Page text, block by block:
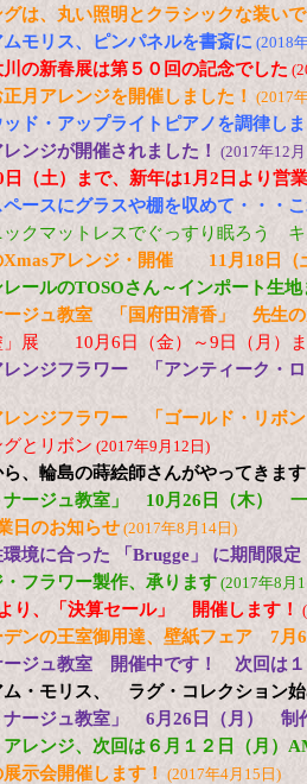
グは、丸い照明とクラシックな装いで
モリス、ピンパネルを書斎に (2018
の新春展は第５０回の記念でした
月アレンジを開催しました！ (2017
ッド・アップライトピアノを調律し
ンジが開催されました！ (2017年12
日（土）まで、新年は1月2日より営
ペースにグラスや棚を収めて・・・
ックマットレスでぐっすり眠ろう
Xmasアレンジ・開催 11月18日（
レールのTOSOさん～インポート生地
ージュ教室 「国府田清香」 先生の
」展 10月6日（金）～9日（月）
レンジフラワー 「アンティーク・
レンジフラワー 「ゴールド・リボ
とリボン (2017年9月12日)
ら、輪島の蒔絵師さんがやってきま
ナージュ教室」 10月26日（木）
日のお知らせ (2017年8月14日)
環境に合った 「Brugge」 に期間限
・フラワー製作、承ります (2017年8月
り、「決算セール」 開催します！
デンの王室御用達、壁紙フェア 7月
ージュ教室 開催中です！ 次回は１
ム・モリス、 ラグ・コレクション
ナージュ教室」 6月26日（月） 制
アレンジ、次回は６月１２日（月）
示会開催します！ (2017年4月15日)